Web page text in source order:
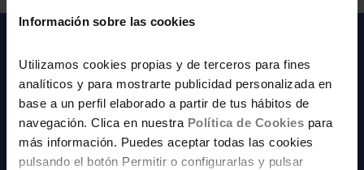
Información sobre las cookies
Utilizamos cookies propias y de terceros para fines
analíticos y para mostrarte publicidad personalizada en
base a un perfil elaborado a partir de tus hábitos de
navegación. Clica en nuestra Política de Cookies para
más información. Puedes aceptar todas las cookies
pulsando el botón Permitir o configurarlas y pulsar
SECCIONES DESTACADAS